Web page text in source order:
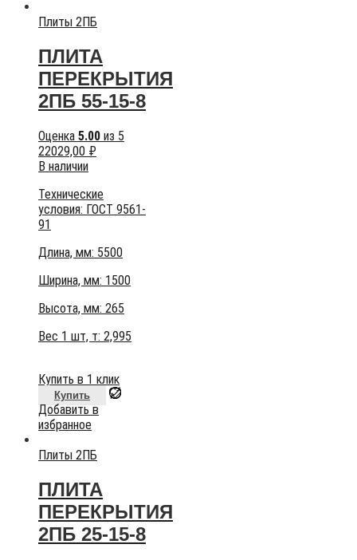
Плиты 2ПБ
ПЛИТА
ПЕРЕКРЫТИЯ
2ПБ 55-15-8
Оценка 5.00 из 5
22029,00 ₽
В наличии
Технические
условия: ГОСТ 9561-
91
Длина, мм: 5500
Ширина, мм: 1500
Высота, мм: 265
Вес 1 шт, т: 2,995
Купить в 1 клик
Купить
Добавить в
избранное
Плиты 2ПБ
ПЛИТА
ПЕРЕКРЫТИЯ
2ПБ 25-15-8